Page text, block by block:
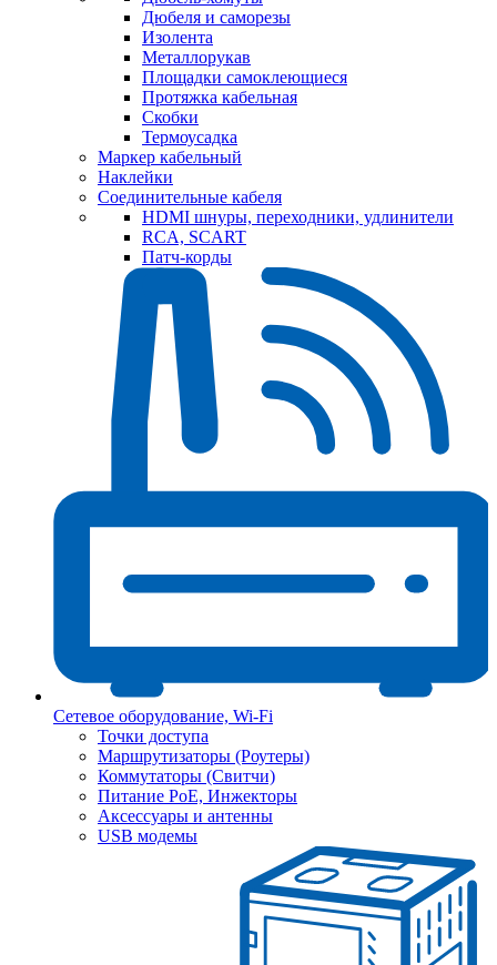
Дюбеля и саморезы
Изолента
Металлорукав
Площадки самоклеющиеся
Протяжка кабельная
Скобки
Термоусадка
Маркер кабельный
Наклейки
Соединительные кабеля
HDMI шнуры, переходники, удлинители
RCA, SCART
Патч-корды
Сетевое оборудование, Wi-Fi
Точки доступа
Маршрутизаторы (Роутеры)
Коммутаторы (Свитчи)
Питание PoE, Инжекторы
Аксессуары и антенны
USB модемы